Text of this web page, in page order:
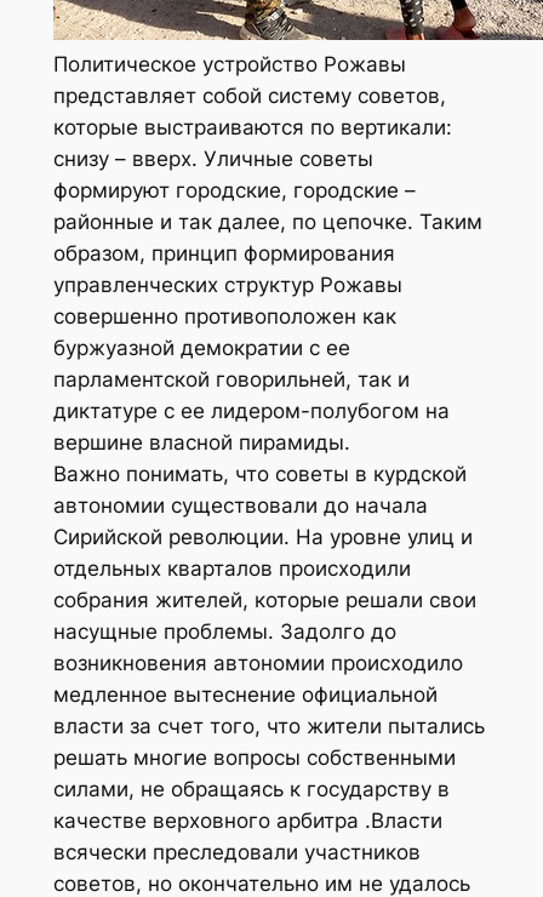
Политическое устройство Рожавы
представляет собой систему советов,
которые выстраиваются по вертикали:
снизу – вверх. Уличные советы
формируют городские, городские –
районные и так далее, по цепочке. Таким
образом, принцип формирования
управленческих структур Рожавы
совершенно противоположен как
буржуазной демократии с ее
парламентской говорильней, так и
диктатуре с ее лидером-полубогом на
вершине власной пирамиды.
Важно понимать, что советы в курдской
автономии существовали до начала
Сирийской революции. На уровне улиц и
отдельных кварталов происходили
собрания жителей, которые решали свои
насущные проблемы. Задолго до
возникновения автономии происходило
медленное вытеснение официальной
власти за счет того, что жители пытались
решать многие вопросы собственными
силами, не обращаясь к государству в
качестве верховного арбитра .Власти
всячески преследовали участников
советов, но окончательно им не удалось